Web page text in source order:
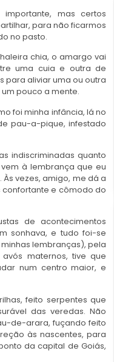
mas certos
para não ficarmos
no pasto.
chia, o amargo vai
uma cuia e outra de
para aliviar uma ou outra
pouco a mente.
foi minha infância, lá no
pau-a-pique, infestado
indiscriminadas quanto
à lembrança que eu
vezes, amigo, me dá a
e cômodo do
de acontecimentos
sonhava, e tudo foi-se
lembranças), pela
maternos, tive que
num centro maior, e
feito serpentes que
das veredas. Não
de-arara, fuçando feito
às nascentes, para
da capital de Goiás,